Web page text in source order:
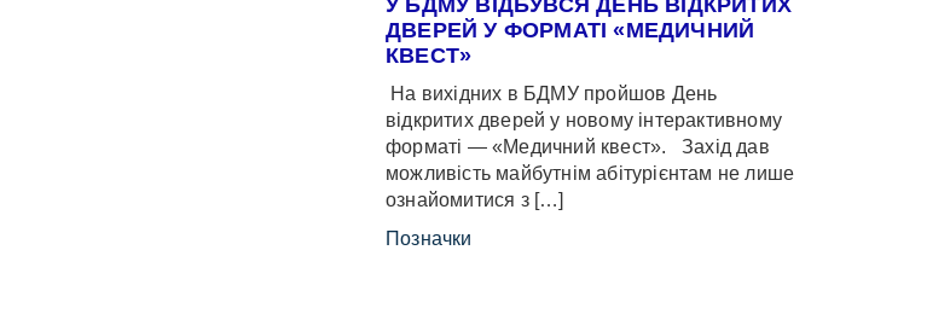
У БДМУ ВІДБУВСЯ ДЕНЬ ВІДКРИТИХ
ДВЕРЕЙ У ФОРМАТІ «МЕДИЧНИЙ
КВЕСТ»
На вихідних в БДМУ пройшов День
відкритих дверей у новому інтерактивному
форматі — «Медичний квест». Захід дав
можливість майбутнім абітурієнтам не лише
ознайомитися з […]
Позначки